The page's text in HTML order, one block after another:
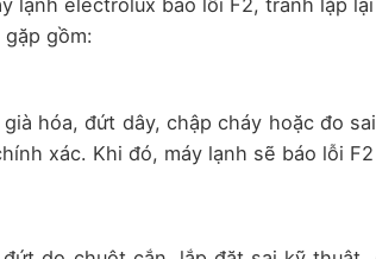
lạnh electrolux báo lỗi F2, tránh lặp
gồm:
hóa, đứt dây, chập cháy hoặc đo
xác. Khi đó, máy lạnh sẽ báo lỗi